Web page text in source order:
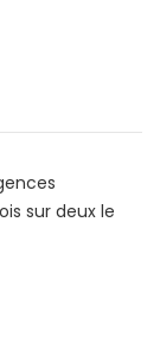
sur deux le